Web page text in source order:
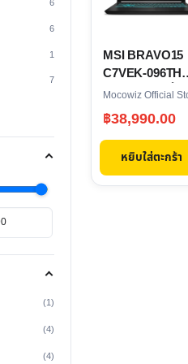
6
6
1
7
(1)
(4)
(4)
MSI BRAVO15
C7VEK-096TH
โน้ตบุ๊ค 15.6 นิ้ว
Mocowiz Official
฿38,990.00
หยิบใส่ตะกร้า